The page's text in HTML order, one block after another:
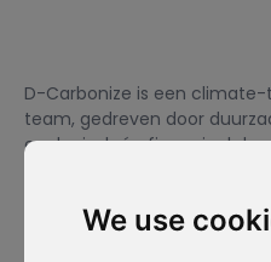
We use
D-Carbonize is een
team, gedreven door
ecologisch én financieel
Ik wil me inschrijven voor de